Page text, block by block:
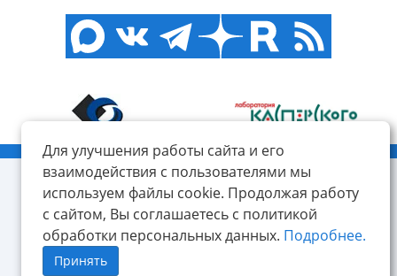
Для улучшения работы сайта и его
взаимодействия с пользователями мы
используем файлы cookie. Продолжая работу
с сайтом, Вы соглашаетесь с политикой
обработки персональных данных. Подробнее.
Принять
© ФГБОУ ВО «КнАГУ», 2014-2026